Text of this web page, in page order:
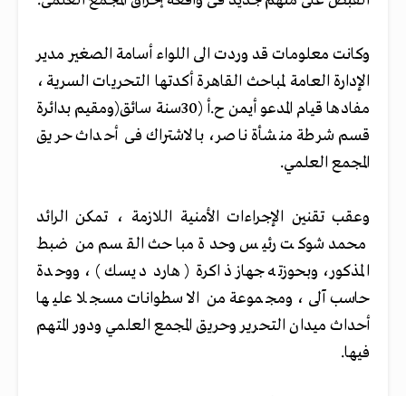
وكانت معلومات قد وردت الى اللواء أسامة الصغير مدير
الإدارة العامة لمباحث القاهرة أكدتها التحريات السرية،
مفادها قيام المدعو أيمن ح.أ (30سنة سائق(ومقيم بدائرة
قسم شرطة منشأة ناصر، بالاشتراك فى أحداث حريق
المجمع العلمي.
وعقب تقنين الإجراءات الأمنية اللازمة ، تمكن الرائد
محمد شوكت رئيس وحدة مباحث القسم من ضبط
المذكور، وبحوزته جهاز ذاكرة ( هارد ديسك )، ووحدة
حاسب آلى، ومجموعة من الاسطوانات مسجلا عليها
أحداث ميدان التحرير وحريق المجمع العلمي ودور المتهم
فيها.